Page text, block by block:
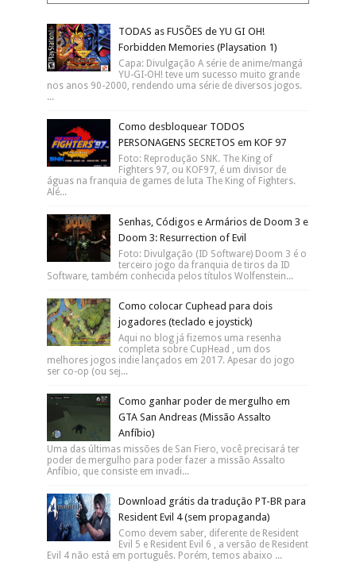
TODAS as FUSÕES de YU GI OH!
Forbidden Memories (Playsation 1)
Capa: Divulgação A série de anime/mangá
YU-GI-OH! teve um sucesso muito grande
nos anos 90-2000, rendendo uma série de diversos jogos.
...
Como desbloquear TODOS
PERSONAGENS SECRETOS em KOF 97
Foto: Reprodução SNK. The King of
Fighters 97, ou KOF97, é um divisor de
águas na franquia de games de luta The King of Fighters.
Alé...
Senhas, Códigos e Armários de Doom 3 e
Doom 3: Resurrection of Evil
Foto: Divulgação (ID Software) Doom 3 é o
terceiro jogo da franquia de tiros da ID
Software, também conhecida pelos títulos Wolfenstein...
Como colocar Cuphead para dois
jogadores (teclado e joystick)
Aqui no blog já fizemos uma resenha
completa sobre CupHead , um dos
melhores jogos indie lançados em 2017. Apesar do jogo
ser co-op (ou sej...
Como ganhar poder de mergulho em
GTA San Andreas (Missão Assalto
Anfíbio)
Uma das últimas missões de San Fiero, você precisará ter
poder de mergulho para poder fazer a missão Assalto
Anfíbio, que consiste em invadi...
Download grátis da tradução PT-BR para
Resident Evil 4 (sem propaganda)
Como devem saber, diferente de Resident
Evil 5 e Resident Evil 6 , a versão de Resident
Evil 4 não está em português. Porém, temos abaixo ...